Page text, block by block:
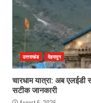
उत्तराखंड देहरादून
चारधाम यात्रा: अब एलईडी
सटीक जानकारी